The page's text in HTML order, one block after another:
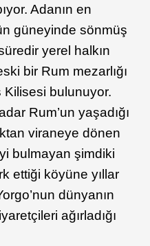
Adanın en
güneyinde sönmüş
yerel halkın
bir Rum mezarlığı
bulunuyor.
Rum’un yaşadığı
viraneye dönen
bulmayan şimdiki
ettiği köyüne yıllar
dünyanın
ağırladığı